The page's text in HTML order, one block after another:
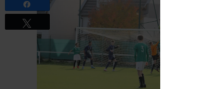
Partagez